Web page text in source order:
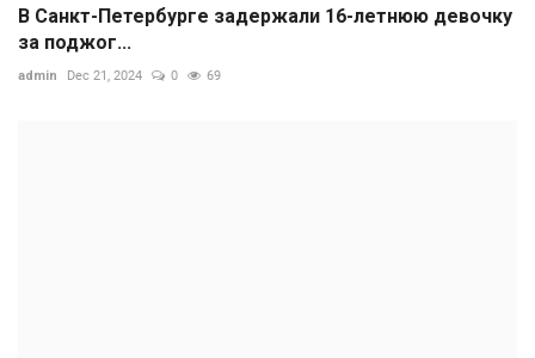
В Санкт-Петербурге задержали 16-летнюю девочку
за поджог...
admin Dec 21, 2024 0 69